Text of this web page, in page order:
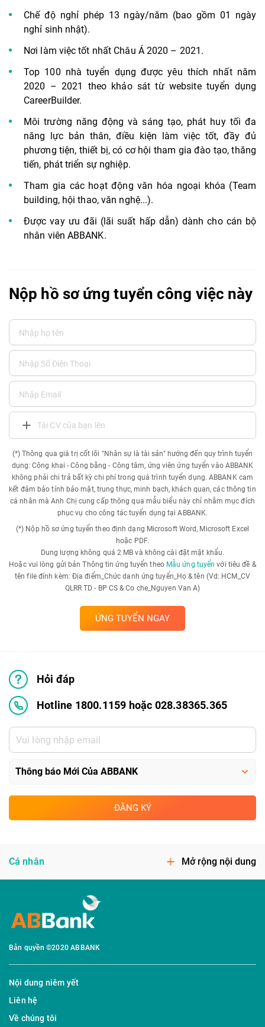
Chế độ nghỉ phép 13 ngày/năm (bao gồm 01 ngày
nghỉ sinh nhật).
Nơi làm việc tốt nhất Châu Á 2020 – 2021.
Top 100 nhà tuyển dụng được yêu thích nhất năm
2020 – 2021 theo khảo sát từ website tuyển dụng
CareerBuilder.
Môi trường năng động và sáng tạo, phát huy tối đa
năng lực bản thân, điều kiện làm việc tốt, đầy đủ
phương tiện, thiết bị, có cơ hội tham gia đào tạo, thăng
tiến, phát triển sự nghiệp.
Tham gia các hoạt động văn hóa ngoại khóa (Team
building, hội thao, văn nghệ...).
Được vay ưu đãi (lãi suất hấp dẫn) dành cho cán bộ
nhân viên ABBANK.
Nộp hồ sơ ứng tuyển công việc này
Tải CV của bạn lên
(*) Thông qua giá trị cốt lõi "Nhân sự là tài sản" hướng đến quy trình tuyển
dụng: Công khai - Công bằng - Công tâm, ứng viên ứng tuyển vào ABBANK
không phải chi trả bất kỳ chi phí trong quá trình tuyển dụng. ABBANK cam
kết đảm bảo tính bảo mật, trung thực, minh bạch, khách quan, các thông tin
cá nhân mà Anh Chị cung cấp thông qua mẫu biểu này chỉ nhằm mục đích
phục vụ cho công tác tuyển dụng tại ABBANK.
(*) Nộp hồ sơ ứng tuyển theo định dạng Microsoft Word, Microsoft Excel
hoặc PDF.
Dung lượng không quá 2 MB và không cài đặt mật khẩu.
Hoặc vui lòng gửi bản Thông tin ứng tuyển theo Mẫu ứng tuyển với tiêu đề &
tên file đính kèm: Địa điểm_Chức danh ứng tuyển_Họ & tên (Vd: HCM_CV
QLRR TD - BP CS & Co che_Nguyen Van A)
ỨNG TUYỂN NGAY
Hỏi đáp
Hotline 1800.1159 hoặc 028.38365.365
ĐĂNG KÝ
Cá nhân Mở rộng nội dung
Bản quyền ©2020 ABBANK
Nội dung niêm yết
Liên hệ
Về chúng tôi